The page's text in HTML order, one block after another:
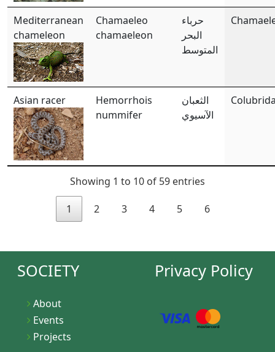
Mediterranean
chameleon
Chamaeleo
chamaeleon
حرباء
البحر
المتوسط
Asian racer
Hemorrhois
nummifer
الثعبان
الآسيوي
Showing 1 to 10 of 59 entries
1 2 3 4 5 6
SOCIETY
About
Events
Projects
Privacy Policy